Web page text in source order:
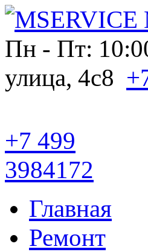
Пн - Пт:
улица, 4с8
+7 499
3984172
Главная
Ремонт